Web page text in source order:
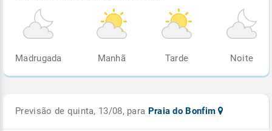
Madrugada Manhã Tarde Noite
Previsão de quinta, 13/08, para Praia do Bonfim